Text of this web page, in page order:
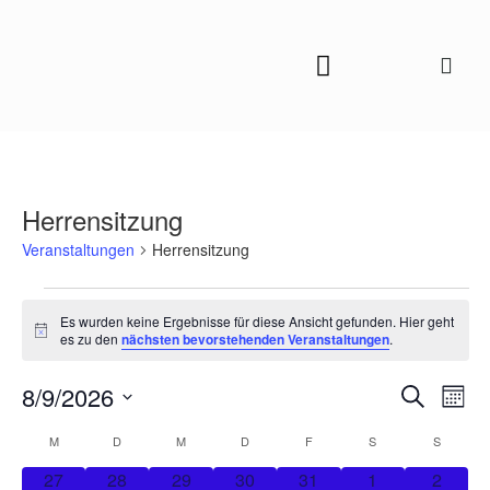
Herrensitzung
Veranstaltungen Herrensitzung
Hinweis
Es wurden keine Ergebnisse für diese Ansicht gefunden. Hier geht
es zu dennächsten bevorstehenden Veranstaltungen.
SucheMonat
8/9/2026
wählen.
Kalender
von
M D M D F S S
0
27
0
28
0
29
0
30
0
31
0
1
0
2